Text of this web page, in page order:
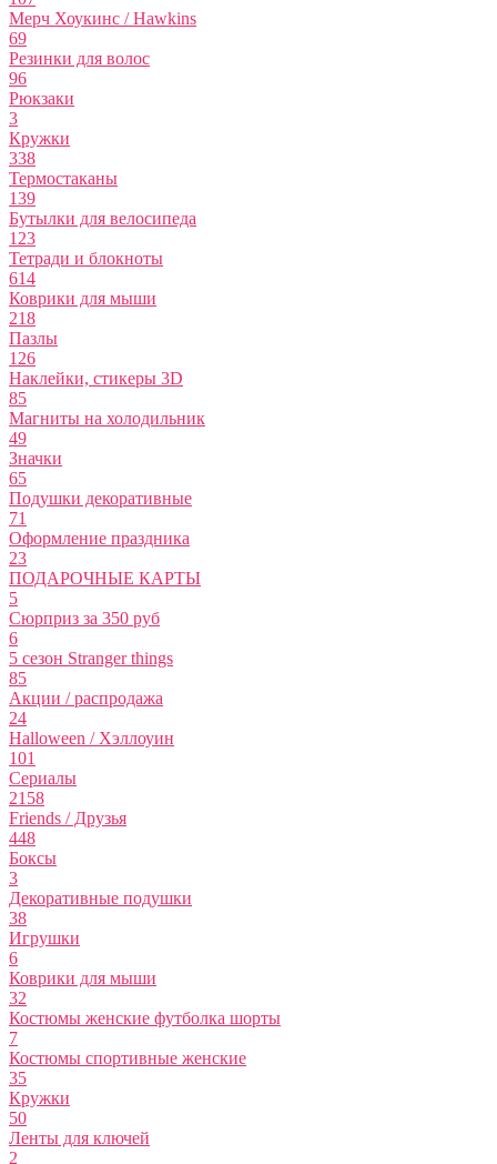
Мерч Хоукинс / Hawkins
69
Резинки для волос
96
Рюкзаки
3
Кружки
338
Термостаканы
139
Бутылки для велосипеда
123
Тетради и блокноты
614
Коврики для мыши
218
Пазлы
126
Наклейки, стикеры 3D
85
Магниты на холодильник
49
Значки
65
Подушки декоративные
71
Оформление праздника
23
ПОДАРОЧНЫЕ КАРТЫ
5
Сюрприз за 350 руб
6
5 сезон Stranger things
85
Акции / распродажа
24
Halloween / Хэллоуин
101
Сериалы
2158
Friends / Друзья
448
Боксы
3
Декоративные подушки
38
Игрушки
6
Коврики для мыши
32
Костюмы женские футболка шорты
7
Костюмы спортивные женские
35
Кружки
50
Ленты для ключей
2